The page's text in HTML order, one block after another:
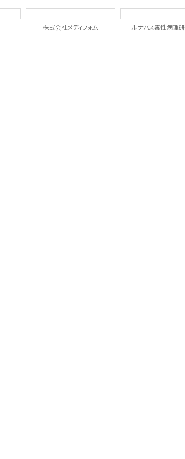
株式会社メディフォム ルナパス毒性病理